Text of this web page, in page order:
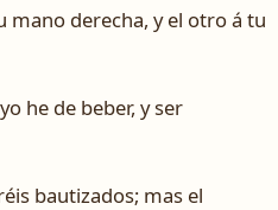
mano derecha, y el otro á tu
he de beber, y ser
bautizados; mas el